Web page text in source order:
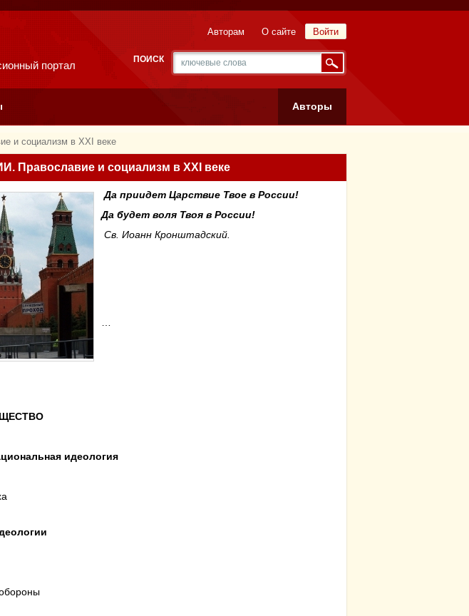
портал
Войти
Авторам О сайте
ПОИСК
Авторы
и социализм в XXI веке
и социализм в XXI веке
Да приидет Царствие Твое в России!
Да будет воля Твоя в России!
Св. Иоанн Кронштадский.
идеология